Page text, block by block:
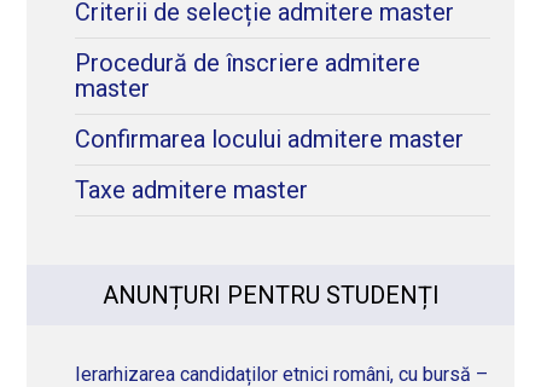
Criterii de selecție admitere master
Procedură de înscriere admitere
master
Confirmarea locului admitere master
Taxe admitere master
ANUNȚURI PENTRU STUDENȚI
Ierarhizarea candidaților etnici români, cu bursă –